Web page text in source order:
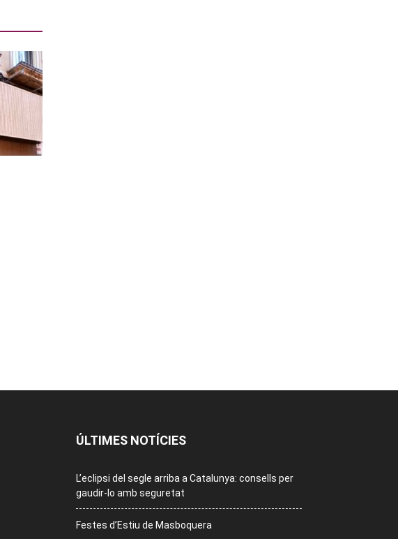
ÚLTIMES NOTÍCIES
L’eclipsi del segle arriba a Catalunya: consells per
gaudir-lo amb seguretat
Festes d’Estiu de Masboquera